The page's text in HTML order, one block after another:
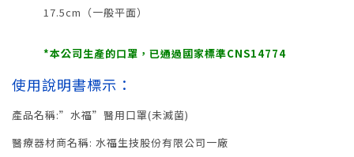
17.5cm（一般平面）
*本公司生產的口罩，已通過國家標準CNS14774
使用說明書標示：
產品名稱:”水福”醫用口罩(未滅菌)
醫療器材商名稱: 水福生技股份有限公司一廠